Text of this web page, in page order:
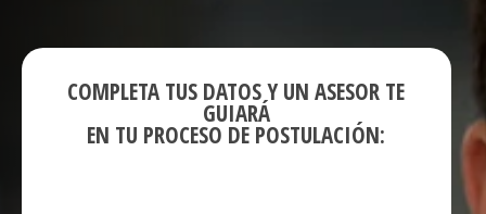
COMPLETA TUS DATOS Y UN ASESOR TE
GUIARÁ
EN TU PROCESO DE POSTULACIÓN: